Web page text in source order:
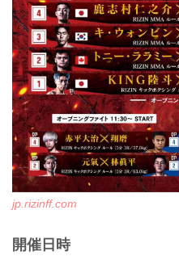
jp.rizinff.com
開催日時